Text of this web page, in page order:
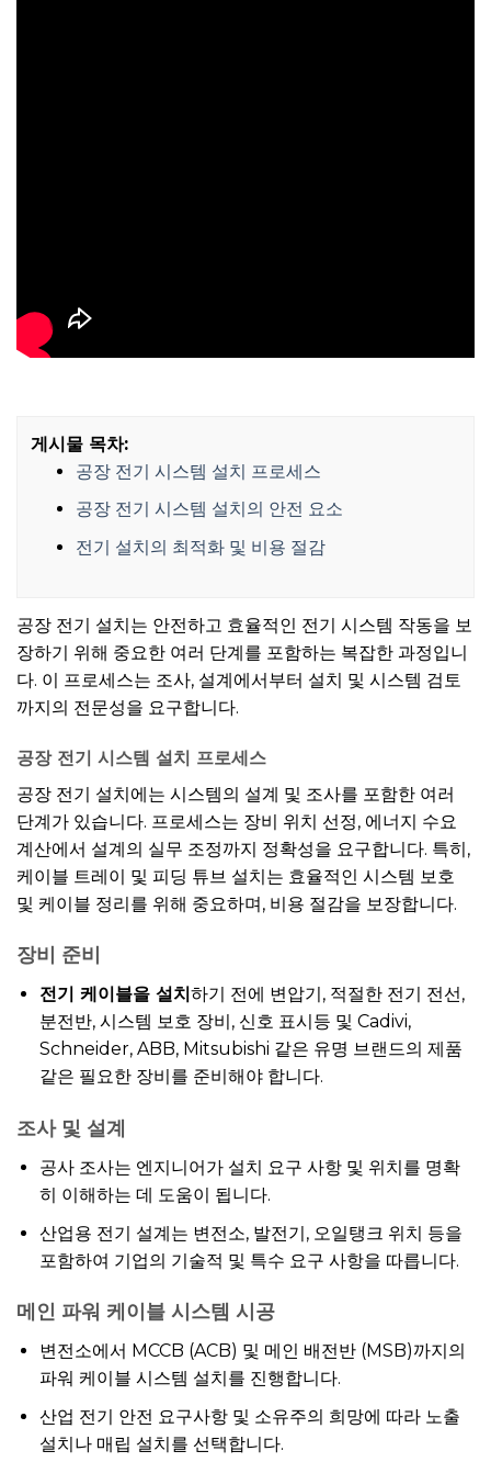
게시물 목차:
공장 전기 시스템 설치 프로세스
공장 전기 시스템 설치의 안전 요소
전기 설치의 최적화 및 비용 절감
공장 전기 설치는 안전하고 효율적인 전기 시스템 작동을 보
장하기 위해 중요한 여러 단계를 포함하는 복잡한 과정입니
다. 이 프로세스는 조사, 설계에서부터 설치 및 시스템 검토
까지의 전문성을 요구합니다.
공장 전기 시스템 설치 프로세스
공장 전기 설치에는 시스템의 설계 및 조사를 포함한 여러
단계가 있습니다. 프로세스는 장비 위치 선정, 에너지 수요
계산에서 설계의 실무 조정까지 정확성을 요구합니다. 특히,
케이블 트레이 및 피딩 튜브 설치는 효율적인 시스템 보호
및 케이블 정리를 위해 중요하며, 비용 절감을 보장합니다.
장비 준비
전기 케이블을 설치 하기 전에 변압기, 적절한 전기 전선,
분전반, 시스템 보호 장비, 신호 표시등 및 Cadivi,
Schneider, ABB, Mitsubishi 같은 유명 브랜드의 제품
같은 필요한 장비를 준비해야 합니다.
조사 및 설계
공사 조사는 엔지니어가 설치 요구 사항 및 위치를 명확
히 이해하는 데 도움이 됩니다.
산업용 전기 설계는 변전소, 발전기, 오일탱크 위치 등을
포함하여 기업의 기술적 및 특수 요구 사항을 따릅니다.
메인 파워 케이블 시스템 시공
변전소에서 MCCB (ACB) 및 메인 배전반 (MSB)까지의
파워 케이블 시스템 설치를 진행합니다.
산업 전기 안전 요구사항 및 소유주의 희망에 따라 노출
설치나 매립 설치를 선택합니다.